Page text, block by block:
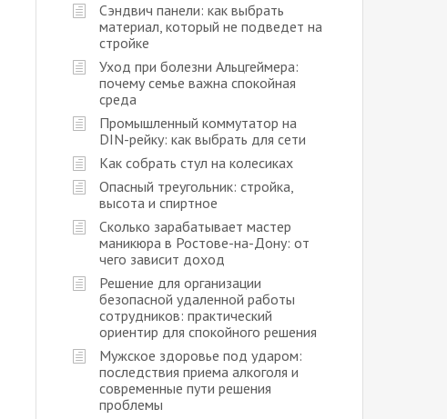
Сэндвич панели: как выбрать
материал, который не подведет на
стройке
Уход при болезни Альцгеймера:
почему семье важна спокойная
среда
Промышленный коммутатор на
DIN-рейку: как выбрать для сети
Как собрать стул на колесиках
Опасный треугольник: стройка,
высота и спиртное
Сколько зарабатывает мастер
маникюра в Ростове-на-Дону: от
чего зависит доход
Решение для организации
безопасной удаленной работы
сотрудников: практический
ориентир для спокойного решения
Мужское здоровье под ударом:
последствия приема алкоголя и
современные пути решения
проблемы